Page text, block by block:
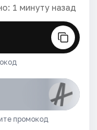
1 минуту назад
промокод